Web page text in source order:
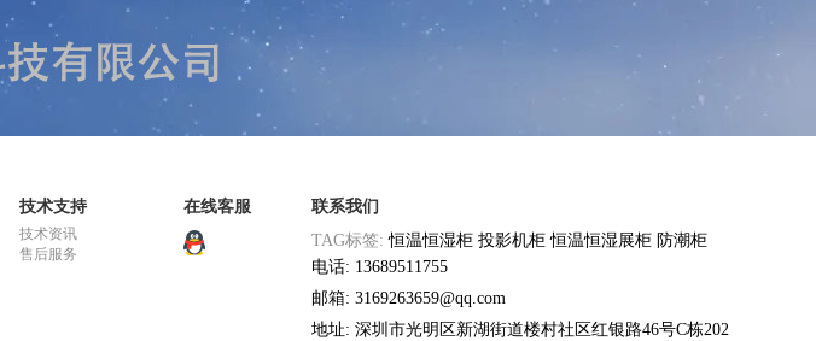
技术支持
技术资讯
售后服务
在线客服
联系我们
TAG标签:恒温恒湿柜 投影机柜 恒温恒湿展柜 防潮柜
电话: 13689511755
邮箱: 3169263659@qq.com
地址: 深圳市光明区新湖街道楼村社区红银路46号C栋202